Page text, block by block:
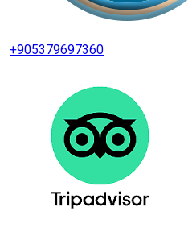
+905379697360